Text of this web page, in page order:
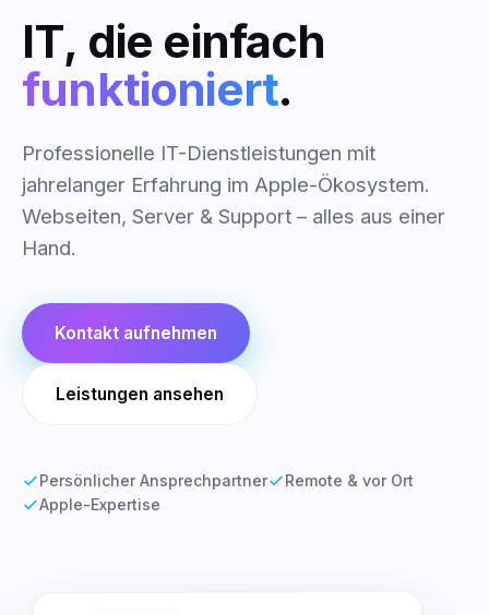
IT, die einfach
funktioniert.
Professionelle IT-Dienstleistungen mit
jahrelanger Erfahrung im Apple-Ökosystem.
Webseiten, Server & Support – alles aus einer
Hand.
Kontakt aufnehmen
Leistungen ansehen
Persönlicher Ansprechpartner
Remote & vor Ort
Apple-Expertise